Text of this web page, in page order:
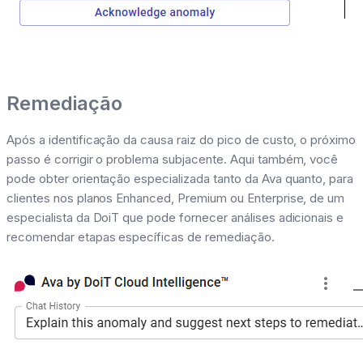
Remediação
Após a identificação da causa raiz do pico de custo, o próximo
passo é corrigir o problema subjacente. Aqui também, você
pode obter orientação especializada tanto da Ava quanto, para
clientes nos planos Enhanced, Premium ou Enterprise, de um
especialista da DoiT que pode fornecer análises adicionais e
recomendar etapas específicas de remediação.